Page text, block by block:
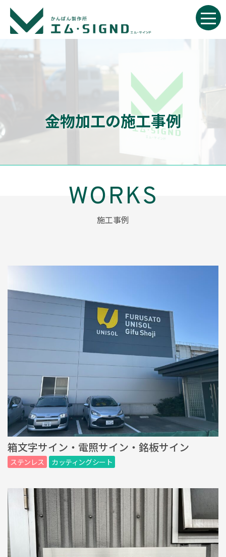
金物加工の施工事例
施工事例
箱文字サイン・電照サイン・銘板サイン
ステンレス カッティングシート